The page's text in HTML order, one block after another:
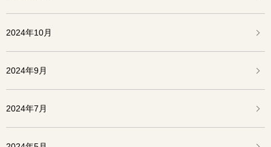
2024年10月
2024年9月
2024年7月